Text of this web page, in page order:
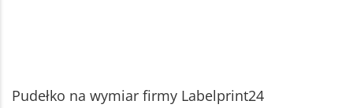
Pudełko na wymiar firmy Labelprint24